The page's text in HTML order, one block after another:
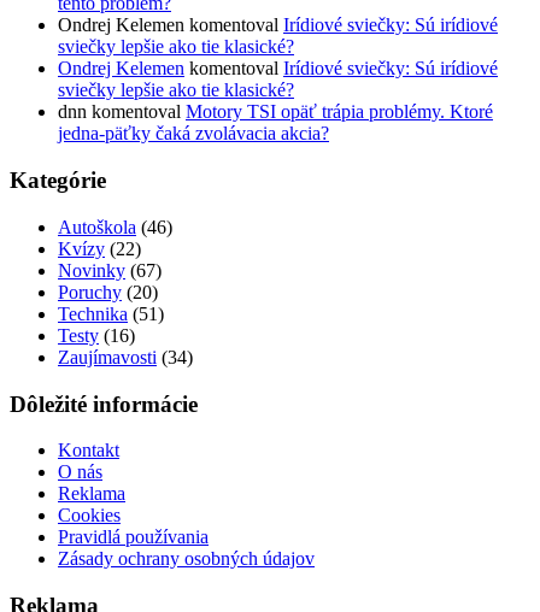
Ondrej Kelemen komentoval Irídiové sviečky: Sú irídiové
sviečky lepšie ako tie klasické?
Ondrej Kelemen komentoval Irídiové sviečky: Sú irídiové
sviečky lepšie ako tie klasické?
dnn komentoval Motory TSI opäť trápia problémy. Ktoré
jedna-päťky čaká zvolávacia akcia?
Kategórie
Autoškola (46)
Kvízy (22)
Novinky (67)
Poruchy (20)
Technika (51)
Testy (16)
Zaujímavosti (34)
Dôležité informácie
Kontakt
O nás
Reklama
Cookies
Pravidlá používania
Zásady ochrany osobných údajov
Reklama